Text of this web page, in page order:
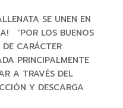
SE UNEN EN
‘POR LOS BUENOS
CARÁCTER
PRINCIPALMENTE
A TRAVÉS DEL
Y DESCARGA